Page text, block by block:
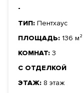
-
ТИП: Пентхаус
ПЛОЩАДЬ: 136 м²
КОМНАТ: 3
С ОТДЕЛКОЙ
ЭТАЖ: 8 этаж